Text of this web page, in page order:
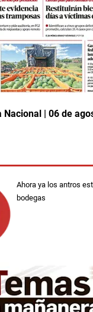
Nacional | 06 de
Ahora ya los antros
bodegas